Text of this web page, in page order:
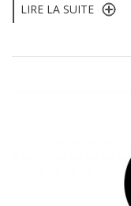
LIRE LA SUITE